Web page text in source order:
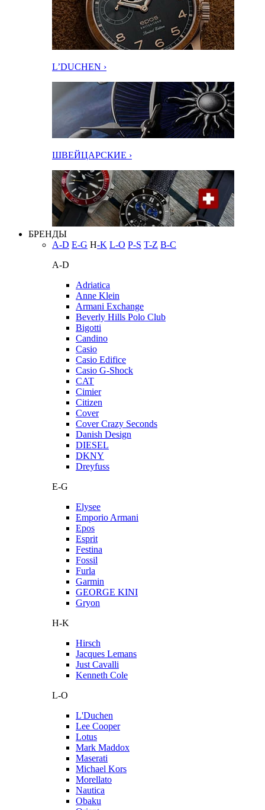
L’DUCHEN ›
ШВЕЙЦАРСКИЕ ›
БРЕНДЫ
A-D E-G H-K L-O P-S T-Z В-С
A-D
Adriatica
Anne Klein
Armani Exchange
Beverly Hills Polo Club
Bigotti
Candino
Casio
Casio Edifice
Casio G-Shock
CAT
Cimier
Citizen
Cover
Cover Crazy Seconds
Danish Design
DIESEL
DKNY
Dreyfuss
E-G
Elysee
Emporio Armani
Epos
Esprit
Festina
Fossil
Furla
Garmin
GEORGE KINI
Gryon
H-K
Hirsch
Jacques Lemans
Just Cavalli
Kenneth Cole
L-O
L'Duchen
Lee Cooper
Lotus
Mark Maddox
Maserati
Michael Kors
Morellato
Nautica
Obaku